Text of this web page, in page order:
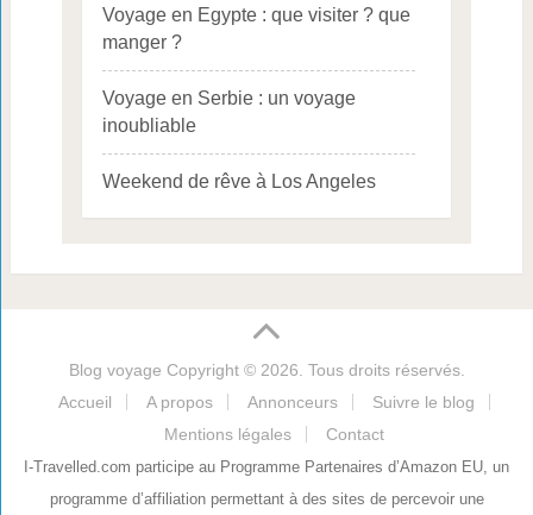
Voyage en Egypte : que visiter ? que
manger ?
Voyage en Serbie : un voyage
inoubliable
Weekend de rêve à Los Angeles
Blog voyage Copyright © 2026. Tous droits réservés.
Accueil
A propos Annonceurs
Suivre le blog
Mentions légales
Contact
I-Travelled.com participe au Programme Partenaires d’Amazon EU, un
programme d’affiliation permettant à des sites de percevoir une